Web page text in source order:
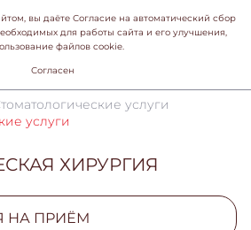
услуги
услуги
ХИРУРГИЯ
НА ПРИЁМ
вы даёте Согласие на автоматический сбор
для работы сайта и его улучшения,
файлов cookie.
Согласен